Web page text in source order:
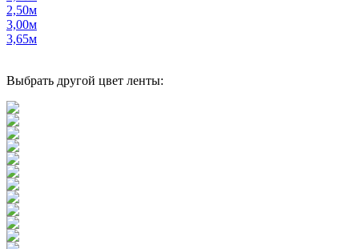
2,50м
3,00м
3,65м
Выбрать другой цвет ленты: